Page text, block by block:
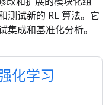
测试新的 RL 算法。它
集成和基准化分析。
化学习